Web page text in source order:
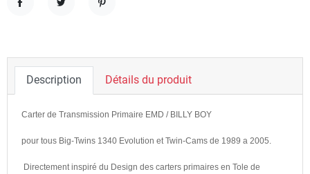
Description Détails du produit
Carter de Transmission Primaire EMD / BILLY BOY
pour tous Big-Twins 1340 Evolution et Twin-Cams de 1989 a 2005.
Directement inspiré du Design des carters primaires en Tole de